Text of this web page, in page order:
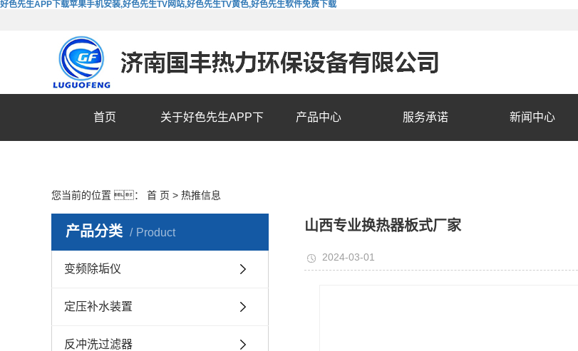
好色先生APP下载苹果手机安装,好色先生TV网站,好色先生TV黄色,好色先生软件免费下载
首页 关于好色先生APP下 产品中心 服务承诺 新闻中心
您当前的位置 ： 首 页 > 热推信息
产品分类 Product
变频除垢仪
定压补水装置
反冲洗过滤器
山西专业换热器板式厂家
2024-03-01